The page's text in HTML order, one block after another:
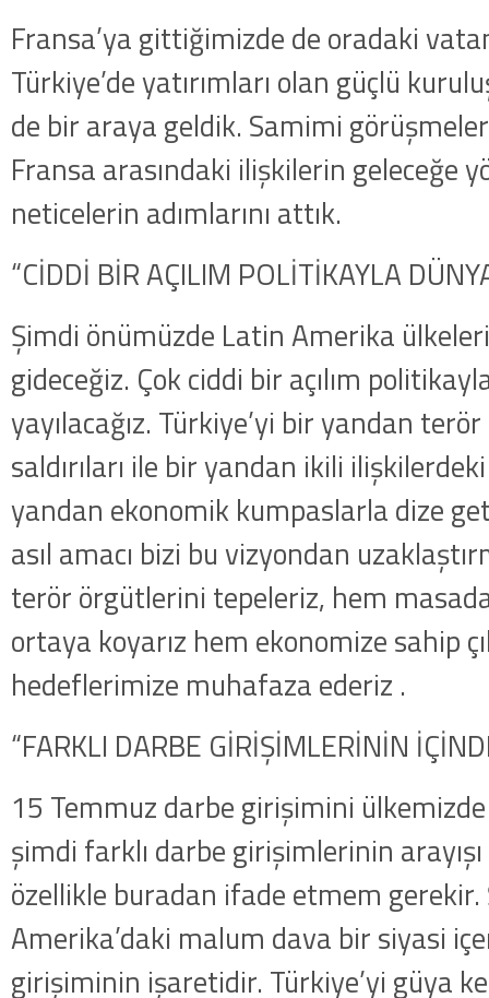
Fransa’ya gittiğimizde de oradaki
Türkiye’de yatırımları olan güçlü
de bir araya geldik. Samimi
Fransa arasındaki ilişkilerin geleceğe
neticelerin adımlarını attık.
“CİDDİ BİR AÇILIM POLİTİKAYLA
Şimdi önümüzde Latin Amerika
gideceğiz. Çok ciddi bir açılım
yayılacağız. Türkiye’yi bir yandan
saldırıları ile bir yandan ikili
yandan ekonomik kumpaslarla dize
asıl amacı bizi bu vizyondan
terör örgütlerini tepeleriz, hem masada
ortaya koyarız hem ekonomize sahip
hedeflerimize muhafaza ederiz .
“FARKLI DARBE GİRİŞİMLERİNİN
15 Temmuz darbe girişimini
şimdi farklı darbe girişimlerinin
özellikle buradan ifade etmem gerekir.
Amerika’daki malum dava bir siyasi
girişiminin işaretidir. Türkiye’yi güya